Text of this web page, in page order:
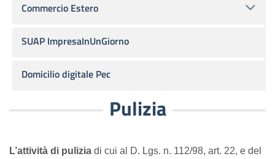
Pulizia
L’attività di pulizia di cui al D. Lgs. n. 112/98, art. 22, e del
Commercio Estero
SUAP ImpresaInUnGiorno
Domicilio digitale Pec